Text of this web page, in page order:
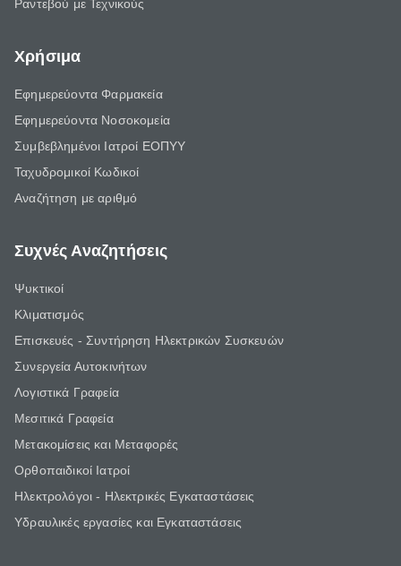
Ραντεβού με Τεχνικούς
Χρήσιμα
Εφημερεύοντα Φαρμακεία
Εφημερεύοντα Νοσοκομεία
Συμβεβλημένοι Ιατροί ΕΟΠΥΥ
Ταχυδρομικοί Κωδικοί
Αναζήτηση με αριθμό
Συχνές Αναζητήσεις
Ψυκτικοί
Κλιματισμός
Επισκευές - Συντήρηση Ηλεκτρικών Συσκευών
Συνεργεία Αυτοκινήτων
Λογιστικά Γραφεία
Μεσιτικά Γραφεία
Μετακομίσεις και Μεταφορές
Ορθοπαιδικοί Ιατροί
Ηλεκτρολόγοι - Ηλεκτρικές Εγκαταστάσεις
Υδραυλικές εργασίες και Εγκαταστάσεις